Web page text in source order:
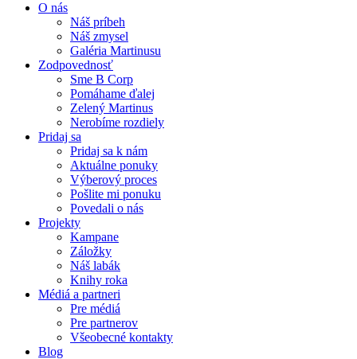
O nás
Náš príbeh
Náš zmysel
Galéria Martinusu
Zodpovednosť
Sme B Corp
Pomáhame ďalej
Zelený Martinus
Nerobíme rozdiely
Pridaj sa
Pridaj sa k nám
Aktuálne ponuky
Výberový proces
Pošlite mi ponuku
Povedali o nás
Projekty
Kampane
Záložky
Náš labák
Knihy roka
Médiá a partneri
Pre médiá
Pre partnerov
Všeobecné kontakty
Blog